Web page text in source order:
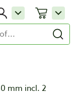
mm incl. 2